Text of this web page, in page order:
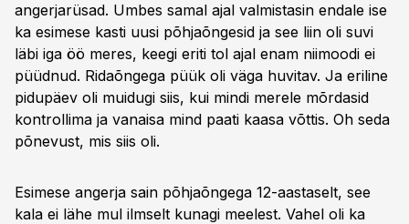
angerjarüsad. Umbes samal ajal valmistasin endale ise
ka esimese kasti uusi põhjaõngesid ja see liin oli suvi
läbi iga öö meres, keegi eriti tol ajal enam niimoodi ei
püüdnud. Ridaõngega püük oli väga huvitav. Ja eriline
pidupäev oli muidugi siis, kui mindi merele mõrdasid
kontrollima ja vanaisa mind paati kaasa võttis. Oh seda
põnevust, mis siis oli.
Esimese angerja sain põhjaõngega 12-aastaselt, see
kala ei lähe mul ilmselt kunagi meelest. Vahel oli ka